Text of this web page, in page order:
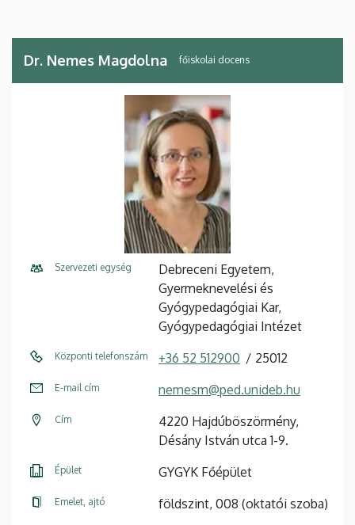
Dr. Nemes Magdolna főiskolai docens
Szervezeti egység
Debreceni Egyetem,
Gyermeknevelési és
Gyógypedagógiai Kar,
Gyógypedagógiai Intézet
Központi telefonszám +36 52 512900 25012
E-mail cím nemesm@ped.unideb.hu
Cím
4220 Hajdúböszörmény,
Désány István utca 1-9.
Épület GYGYK Főépület
Emelet, ajtó földszint, 008 (oktatói szoba)